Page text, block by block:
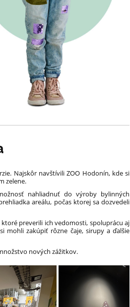
Najskôr navštívili ZOO Hodonín, kde si
zelene.
nahliadnuť do výroby bylinných
areálu, počas ktorej sa dozvedeli
preverili ich vedomosti, spoluprácu aj
mohli zakúpiť rôzne čaje, sirupy a ďalšie
nových zážitkov.